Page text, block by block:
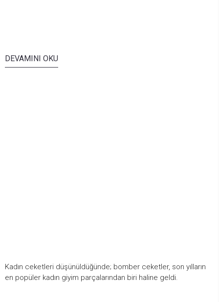
DEVAMINI OKU
Kadın ceketleri düşünüldüğünde; bomber ceketler, son yılların
en popüler kadın giyim parçalarından biri haline geldi.